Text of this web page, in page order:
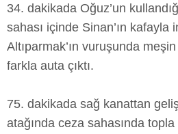
34. dakikada Oğuz’un
sahası içinde Sinan’ın
Altıparmak’ın vuruşunda
farkla auta çıktı.
75. dakikada sağ kanattan
atağında ceza sahasında